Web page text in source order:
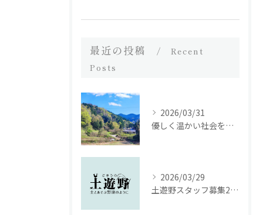
最近の投稿
Recent
Posts
2026/03/31
優しく温かい社会を繋ぐために｜土遊野通信 vol.53（2025年12月号）
2026/03/29
土遊野スタッフ募集2026｜里山の農場で、いのちを届ける仕事をしませんか。